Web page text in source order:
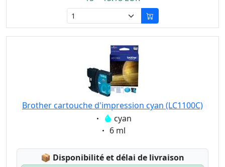
Brother cartouche d'impression cyan (LC1100C)
Eigenschaft:
cyan
Eigenschaft:
6 ml
📦 Lagerstatus:
Disponibilité et délai de livraison